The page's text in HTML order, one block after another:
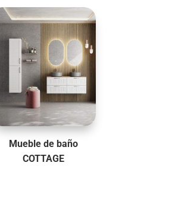
Mueble de baño
COTTAGE